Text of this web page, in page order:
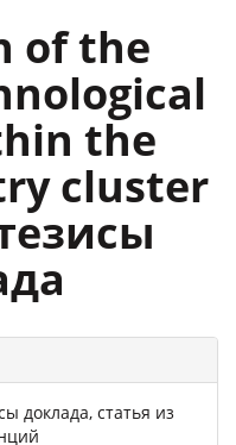
of the
the
cluster
доклада, статья из